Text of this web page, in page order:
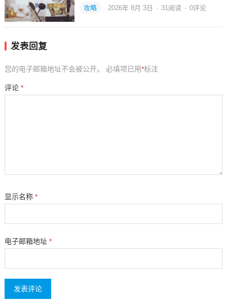
攻略 2026年 8月 3日 · 31阅读 · 0评论
发表回复
您的电子邮箱地址不会被公开。 必填项已用*标注
评论 *
显示名称 *
电子邮箱地址 *